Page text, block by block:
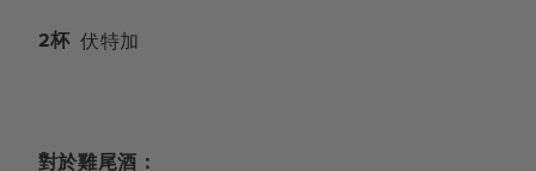
2杯 伏特加
對於雞尾酒：